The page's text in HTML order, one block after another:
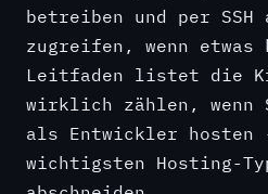
betreiben und per SSH
zugreifen, wenn
Leitfaden listet die
wirklich zählen, wenn
als Entwickler hosten
wichtigsten Hosting-